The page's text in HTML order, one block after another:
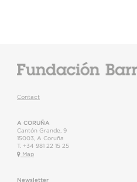
Contact
A CORUÑA
Cantón Grande, 9
15003
A Coruña
T. +34 981 22 15 25
Map
Newsletter